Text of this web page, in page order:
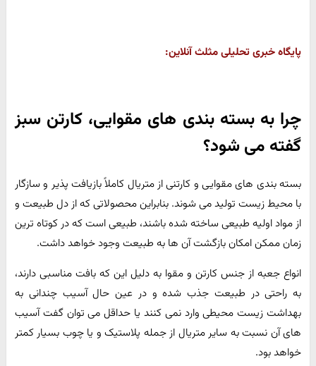
پایگاه خبری تحلیلی مثلث آنلاین:
چرا به بسته بندی های مقوایی، کارتن سبز
گفته می شود؟
بسته بندی های مقوایی و کارتنی از متریال کاملاً بازیافت پذیر و سازگار
با محیط زیست تولید می شوند. بنابراین محصولاتی که از دل طبیعت و
از مواد اولیه طبیعی ساخته شده باشند، طبیعی است که در کوتاه ترین
زمان ممکن امکان بازگشت آن ها به طبیعت وجود خواهد داشت.
انواع جعبه از جنس کارتن و مقوا به دلیل این که بافت مناسبی دارند،
به راحتی در طبیعت جذب شده و در عین حال آسیب چندانی به
بهداشت زیست محیطی وارد نمی کنند یا حداقل می توان گفت آسیب
های آن نسبت به سایر متریال از جمله پلاستیک و یا چوب بسیار کمتر
خواهد بود.